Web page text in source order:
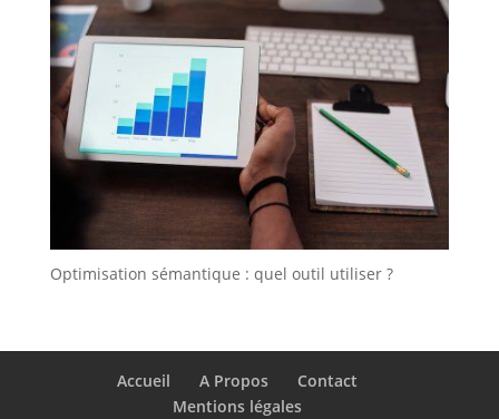
Optimisation sémantique : quel outil utiliser ?
Accueil A Propos
Contact
Mentions légales